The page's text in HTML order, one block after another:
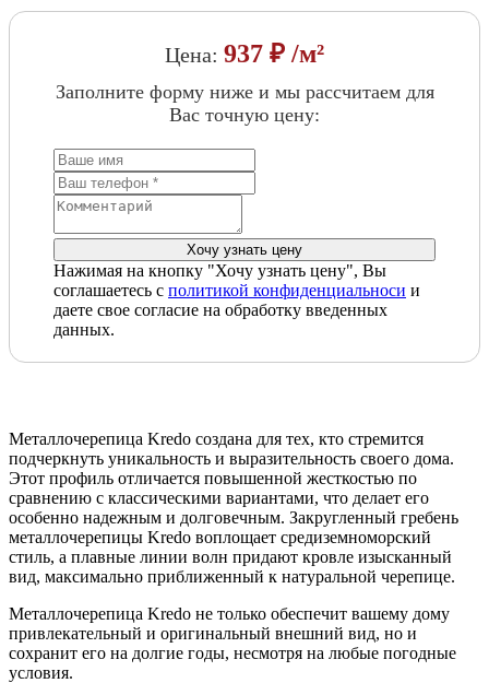
Цена: 937 ₽ /м²
Заполните форму ниже и мы рассчитаем для
Вас точную цену:
Нажимая на кнопку "Хочу узнать цену", Вы
соглашаетесь с политикой конфиденциальноси и
даете свое согласие на обработку введенных
данных.
Металлочерепица Kredo создана для тех, кто стремится
подчеркнуть уникальность и выразительность своего дома.
Этот профиль отличается повышенной жесткостью по
сравнению с классическими вариантами, что делает его
особенно надежным и долговечным. Закругленный гребень
металлочерепицы Kredo воплощает средиземноморский
стиль, а плавные линии волн придают кровле изысканный
вид, максимально приближенный к натуральной черепице.
Металлочерепица Kredo не только обеспечит вашему дому
привлекательный и оригинальный внешний вид, но и
сохранит его на долгие годы, несмотря на любые погодные
условия.